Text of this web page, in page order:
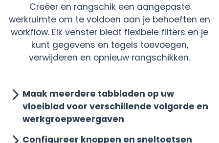
Creëer en rangschik een aangepaste
werkruimte om te voldoen aan je behoeften en
workflow. Elk venster biedt flexibele filters en je
kunt gegevens en tegels toevoegen,
verwijderen en opnieuw rangschikken.
Maak meerdere tabbladen op uw
vloeiblad voor verschillende volgorde en
werkgroepweergaven
Configureer knoppen en sneltoetsen